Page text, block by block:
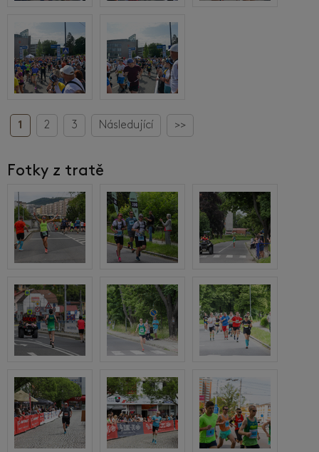
1 2 3 Následující >>
Fotky z tratě